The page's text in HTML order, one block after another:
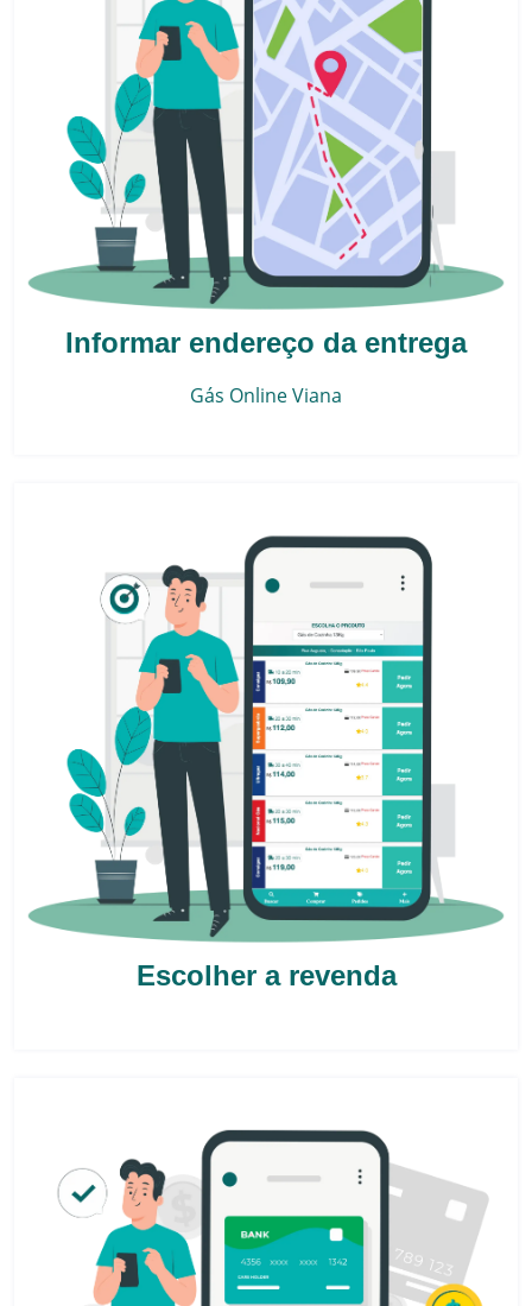
Informar endereço da entrega
Gás OnlineViana
Escolher a revenda